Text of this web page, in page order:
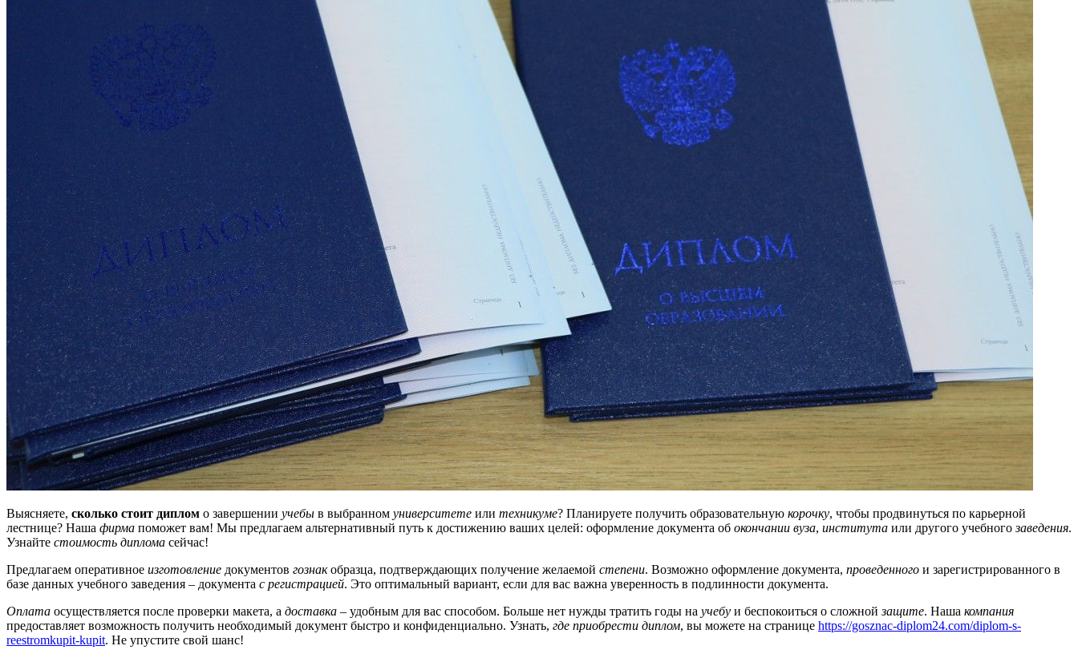
Выясняете, сколько стоит диплом о завершении учебы в выбранном университете или техникуме? Планируете получить образовательную корочку, чтобы продвинуться по карьерной
лестнице? Наша фирма поможет вам! Мы предлагаем альтернативный путь к достижению ваших целей: оформление документа об окончании вуза, института или другого учебногозаведения.
Узнайте стоимость диплома сейчас!
Предлагаем оперативное изготовление документов гознакобразца, подтверждающих получение желаемой степени. Возможно оформление документа, проведенного и зарегистрированного в
базе данных учебного заведения – документа с регистрацией. Это оптимальный вариант, если для вас важна уверенность в подлинности документа.
Оплата осуществляется после проверки макета, а доставка – удобным для вас способом. Больше нет нужды тратить годы на учебу и беспокоиться о сложнойзащите. Наша компания
предоставляет возможность получить необходимый документ быстро и конфиденциально. Узнать, где приобрести диплом, вы можете на странице https://gosznac-diplom24.com/diplom-s-
reestromkupit-kupit. Не упустите свой шанс!